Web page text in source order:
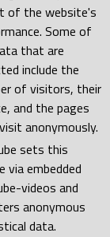
of the website's
Some of
that are
include the
of visitors, their
and the pages
anonymously.
sets this
via embedded
videos and
anonymous
data.